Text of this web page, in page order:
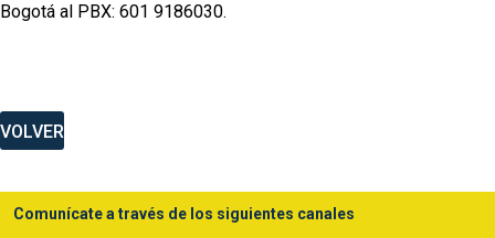
Bogotá al PBX: 601 9186030.
VOLVER
Comunícate a través de los siguientes canales